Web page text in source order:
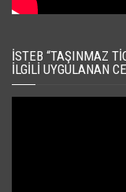
İSTEB “TAŞINMAZ
İLGILI UYGULANAN